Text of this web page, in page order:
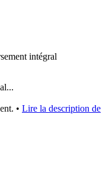
intégral
• Lire la description de